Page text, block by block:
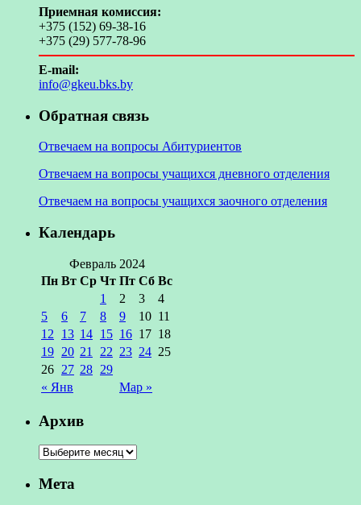
Приемная комиссия:
+375 (152) 69-38-16
+375 (29) 577-78-96
E-mail:
info@gkeu.bks.by
Обратная связь
Отвечаем на вопросы Абитуриентов
Отвечаем на вопросы учащихся дневного отделения
Отвечаем на вопросы учащихся заочного отделения
Календарь
Февраль 2024
Пн Вт Ср Чт Пт Сб Вс
« Янв Мар »
1 2 3
4
5
6 7 8 9 10 11
12
13 14 15 16 17 18
19 20 21 22 23 24 25
26 27 28 29
Архив
Мета